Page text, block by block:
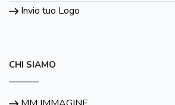
Invio tuo Logo
CHI SIAMO